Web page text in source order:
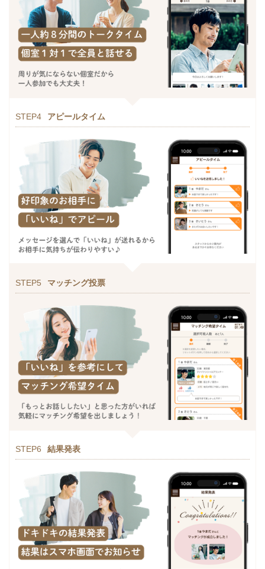
STEP4 アピールタイム
STEP5 マッチング投票
STEP6 結果発表